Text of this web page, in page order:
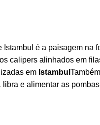
Istambul é a paisagem na
calipers alinhados em
em Istambul
e alimentar as